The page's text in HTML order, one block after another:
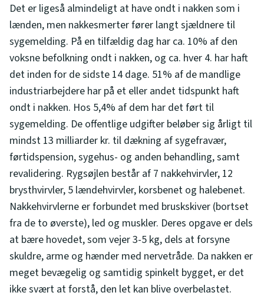
Det er ligeså almindeligt at have ondt i nakken som i
lænden, men nakkesmerter fører langt sjældnere til
sygemelding. På en tilfældig dag har ca. 10% af den
voksne befolkning ondt i nakken, og ca. hver 4. har haft
det inden for de sidste 14 dage. 51% af de mandlige
industriarbejdere har på et eller andet tidspunkt haft
ondt i nakken. Hos 5,4% af dem har det ført til
sygemelding. De offentlige udgifter beløber sig årligt til
mindst 13 milliarder kr. til dækning af sygefravær,
førtidspension, sygehus- og anden behandling, samt
revalidering. Rygsøjlen består af 7 nakkehvirvler, 12
brysthvirvler, 5 lændehvirvler, korsbenet og halebenet.
Nakkehvirvlerne er forbundet med bruskskiver (bortset
fra de to øverste), led og muskler. Deres opgave er dels
at bære hovedet, som vejer 3-5 kg, dels at forsyne
skuldre, arme og hænder med nervetråde. Da nakken er
meget bevægelig og samtidig spinkelt bygget, er det
ikke svært at forstå, den let kan blive overbelastet.